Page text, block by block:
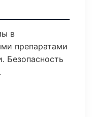
в
препаратами
Безопасность